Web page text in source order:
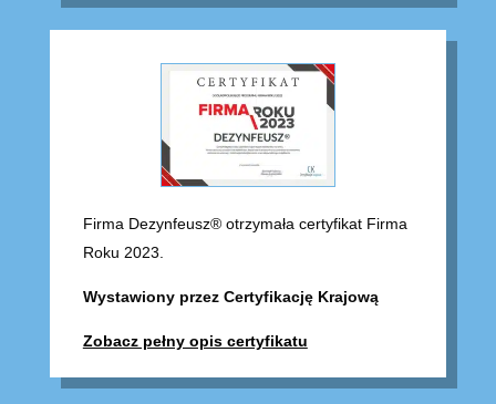
Firma Dezynfeusz® otrzymała certyfikat Firma
Roku 2023.
Wystawiony przez Certyfikację Krajową
Zobacz pełny opis certyfikatu